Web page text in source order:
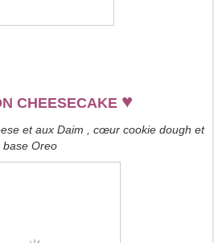
CHEESECAKE ♥
et aux Daim , cœur cookie dough et
base Oreo